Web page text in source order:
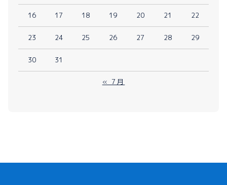
16 17 18 19 20 21 22
23 24 25 26 27 28 29
30 31
« 7月